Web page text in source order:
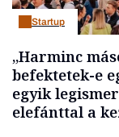
Startup
„Harminc
befektetek-e
egyik
elefánttal a